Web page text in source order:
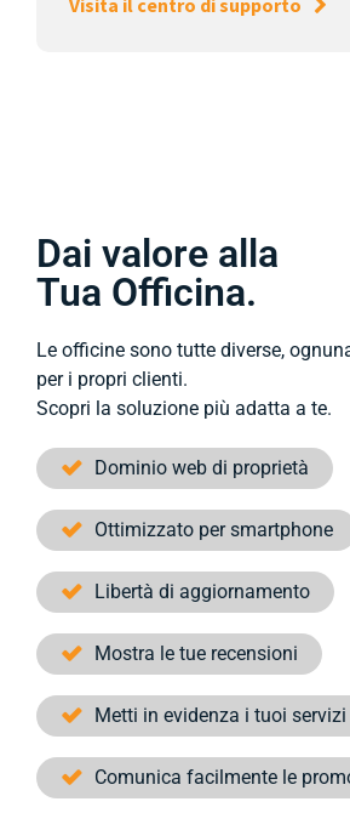
Dai valore alla
Tua Officina.
Le officine sono tutte diverse,
per i propri clienti.
Scopri la soluzione più adatta a te.
Dominio web di proprietà
Ottimizzato per smartphone
Libertà di aggiornamento
Mostra le tue recensioni
Metti in evidenza i tuoi servizi
Comunica facilmente le